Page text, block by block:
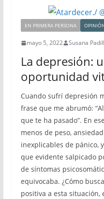
EN PRIMERA PERSONA
mayo 5, 2022 Susana
La depresión:
oportunidad
Cuando sufrí depresión
frase que me abrumó:
que te ha pasado”. En
menos de peso,
inexplicables de pánico,
que evidente salpicado
de síntomas
equivocaba. ¿Cómo
positiva a esta